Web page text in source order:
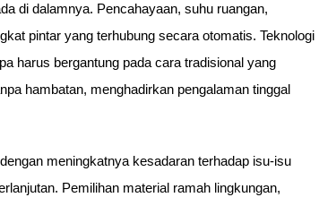
di dalamnya. Pencahayaan, suhu ruangan,
pintar yang terhubung secara otomatis. Teknologi
harus bergantung pada cara tradisional yang
hambatan, menghadirkan pengalaman tinggal
meningkatnya kesadaran terhadap isu-isu
Pemilihan material ramah lingkungan,